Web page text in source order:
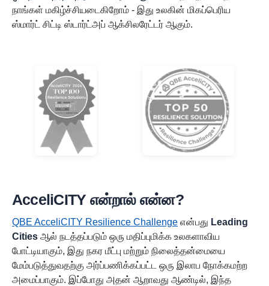
நாங்கள் மகிழ்ச்சியடைகிறோம் - இது உலகின் மிகப்பெரிய
ஸ்மார்ட் சிட்டி ஸ்டார்ட்அப் ஆக்சிலரேட்டர் ஆகும்.
AcceliCITY என்றால் என்ன?
QBE AcceliCITY Resilience Challenge என்பது Leading
Cities ஆல் நடத்தப்படும் ஒரு மதிப்புமிக்க உலகளாவிய
போட்டியாகும், இது நகர மீட்பு மற்றும் நிலைத்தன்மையை
மேம்படுத்துவதற்கு அர்ப்பணிக்கப்பட்ட ஒரு இலாப நோக்கமற்ற
அமைப்பாகும். இப்போது அதன் ஆறாவது ஆண்டில், இந்த